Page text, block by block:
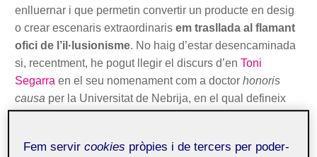
enlluernar i que permetin convertir un producte en desig
o crear escenaris extraordinaris em trasllada al flamant
ofici de l’il·lusionisme. No haig d’estar desencaminada
si, recentment, he pogut llegir el discurs d’en Toni
Segarra en el seu nomenament com a doctor honoris
causa per la Universitat de Nebrija, en el qual defineix
als publicistes com a “parents llunyans del xarlatà de
Fem servircookies pròpies i de tercers per poder-